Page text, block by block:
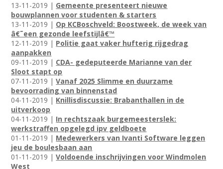
13-11-2019 | Gemeente presenteert nieuwe
bouwplannen voor studenten & starters
13-11-2019 | Op KCBoschveld: Boostweek, de week van
â€˜een gezonde leefstijlâ€™
12-11-2019 | Politie gaat vaker hufterig rijgedrag
aanpakken
09-11-2019 | CDA- gedeputeerde Marianne van der
Sloot stapt op
07-11-2019 |Vanaf 2025 Slimme en duurzame
bevoorrading van binnenstad
04-11-2019 | Knillisdiscussie: Brabanthallen in de
uitverkoop
04-11-2019 | In rechtszaak burgemeesterslek:
werkstraffen opgelegd ipv geldboete
01-11-2019 | Medewerkers van Ivanti Software leggen
jeu de boulesbaan aan
01-11-2019 |Voldoende inschrijvingen voor Windmolen
West